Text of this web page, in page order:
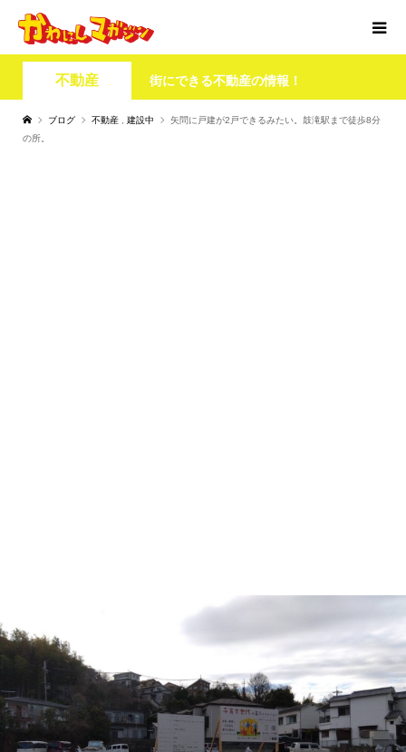
不動産 街にできる不動産の情報！
ブログ 不動産 建設中
矢問に戸建が2戸できるみたい。鼓滝駅まで徒歩8分
の所。